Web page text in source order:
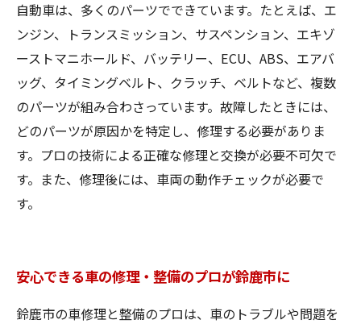
自動車は、多くのパーツでできています。たとえば、エ
ンジン、トランスミッション、サスペンション、エキゾ
ーストマニホールド、バッテリー、ECU、ABS、エアバ
ッグ、タイミングベルト、クラッチ、ベルトなど、複数
のパーツが組み合わさっています。故障したときには、
どのパーツが原因かを特定し、修理する必要がありま
す。プロの技術による正確な修理と交換が必要不可欠で
す。また、修理後には、車両の動作チェックが必要で
す。
安心できる車の修理・整備のプロが鈴鹿市に
鈴鹿市の車修理と整備のプロは、車のトラブルや問題を